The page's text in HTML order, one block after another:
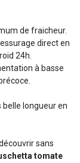
de fraicheur.
direct en
24h.
à basse
belle longueur en
sans
tomate